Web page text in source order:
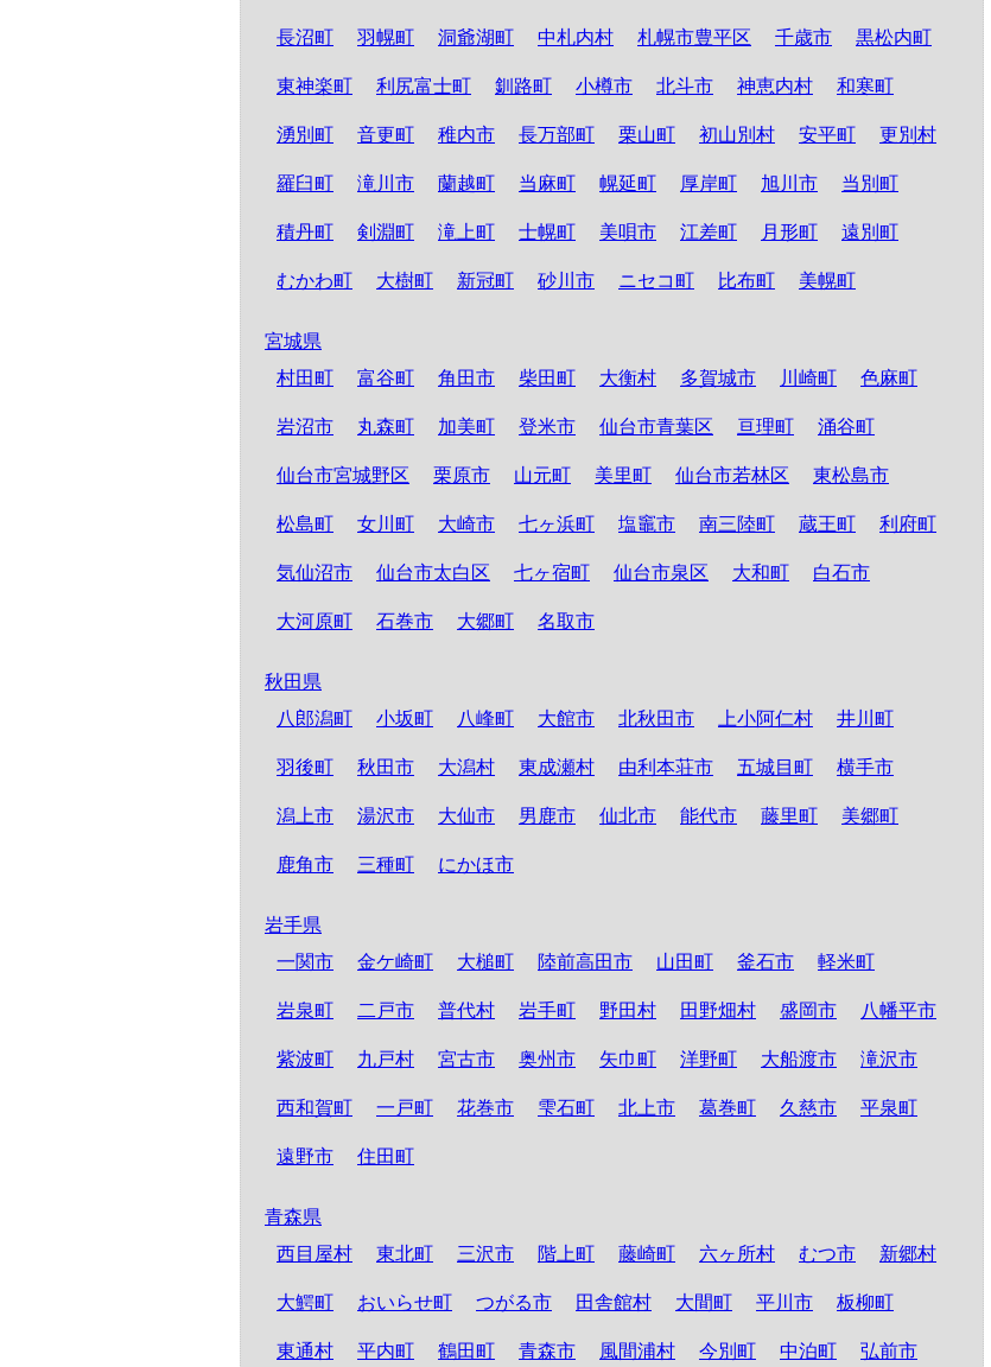
長沼町 羽幌町 洞爺湖町 中札内村 札幌市豊平区 千歳市 黒松内町
東神楽町 利尻富士町 釧路町 小樽市 北斗市 神恵内村 和寒町
湧別町 音更町 稚内市 長万部町 栗山町 初山別村 安平町 更別村
羅臼町 滝川市 蘭越町 当麻町 幌延町 厚岸町 旭川市 当別町
積丹町 剣淵町 滝上町 士幌町 美唄市 江差町 月形町 遠別町
むかわ町 大樹町 新冠町 砂川市 ニセコ町 比布町 美幌町
宮城県
村田町
富谷町 角田市 柴田町 大衡村 多賀城市 川崎町 色麻町
岩沼市 丸森町 加美町 登米市 仙台市青葉区 亘理町 涌谷町
仙台市宮城野区 栗原市 山元町 美里町 仙台市若林区 東松島市
松島町 女川町 大崎市 七ヶ浜町 塩竈市 南三陸町 蔵王町 利府町
気仙沼市 仙台市太白区 七ヶ宿町 仙台市泉区 大和町 白石市
大河原町 石巻市 大郷町 名取市
秋田県
八郎潟町
小坂町 八峰町 大館市 北秋田市 上小阿仁村 井川町
羽後町 秋田市 大潟村 東成瀬村 由利本荘市 五城目町 横手市
潟上市 湯沢市 大仙市 男鹿市 仙北市 能代市 藤里町 美郷町
鹿角市 三種町 にかほ市
岩手県
一関市
金ケ崎町 大槌町 陸前高田市 山田町 釜石市 軽米町
岩泉町 二戸市 普代村 岩手町 野田村 田野畑村 盛岡市 八幡平市
紫波町 九戸村 宮古市 奥州市 矢巾町 洋野町 大船渡市 滝沢市
西和賀町 一戸町 花巻市 雫石町 北上市 葛巻町 久慈市 平泉町
遠野市 住田町
青森県
西目屋村
東北町 三沢市 階上町 藤崎町 六ヶ所村 むつ市 新郷村
大鰐町 おいらせ町 つがる市 田舎館村 大間町 平川市 板柳町
東通村 平内町 鶴田町 青森市 風間浦村 今別町 中泊町 弘前市